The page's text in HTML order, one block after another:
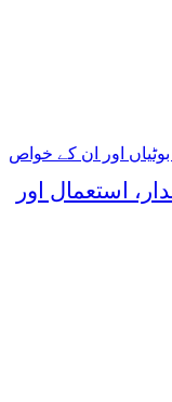
اور ان کے خواص
استعمال اور